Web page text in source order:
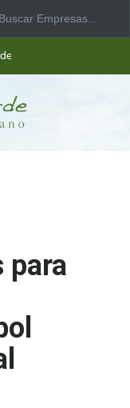
Valverde
estrenan un nuevo
para